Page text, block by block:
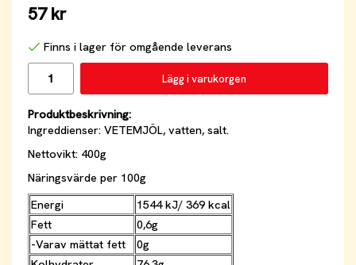
57 kr
Finns i lager för omgående leverans
Lägg i varukorgen
Produktbeskrivning:
Ingreddienser: VETEMJÖL, vatten, salt.
Nettovikt: 400g
Näringsvärde per 100g
Energi
1544 kJ/ 369 kcal
Fett
0,6g
-Varav mättat fett
0g